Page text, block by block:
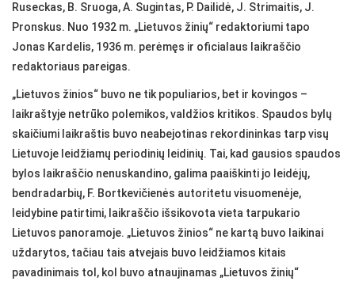
Ruseckas, B. Sruoga, A. Sugintas, P. Dailidė, J. Strimaitis, J.
Pronskus. Nuo 1932 m. „Lietuvos žinių“ redaktoriumi tapo
Jonas Kardelis, 1936 m. perėmęs ir oficialaus laikraščio
redaktoriaus pareigas.
„Lietuvos žinios“ buvo ne tik populiarios, bet ir kovingos –
laikraštyje netrūko polemikos, valdžios kritikos. Spaudos bylų
skaičiumi laikraštis buvo neabejotinas rekordininkas tarp visų
Lietuvoje leidžiamų periodinių leidinių. Tai, kad gausios spaudos
bylos laikraščio nenuskandino, galima paaiškinti jo leidėjų,
bendradarbių, F. Bortkevičienės autoritetu visuomenėje,
leidybine patirtimi, laikraščio išsikovota vieta tarpukario
Lietuvos panoramoje. „Lietuvos žinios“ ne kartą buvo laikinai
uždarytos, tačiau tais atvejais buvo leidžiamos kitais
pavadinimais tol, kol buvo atnaujinamas „Lietuvos žinių“